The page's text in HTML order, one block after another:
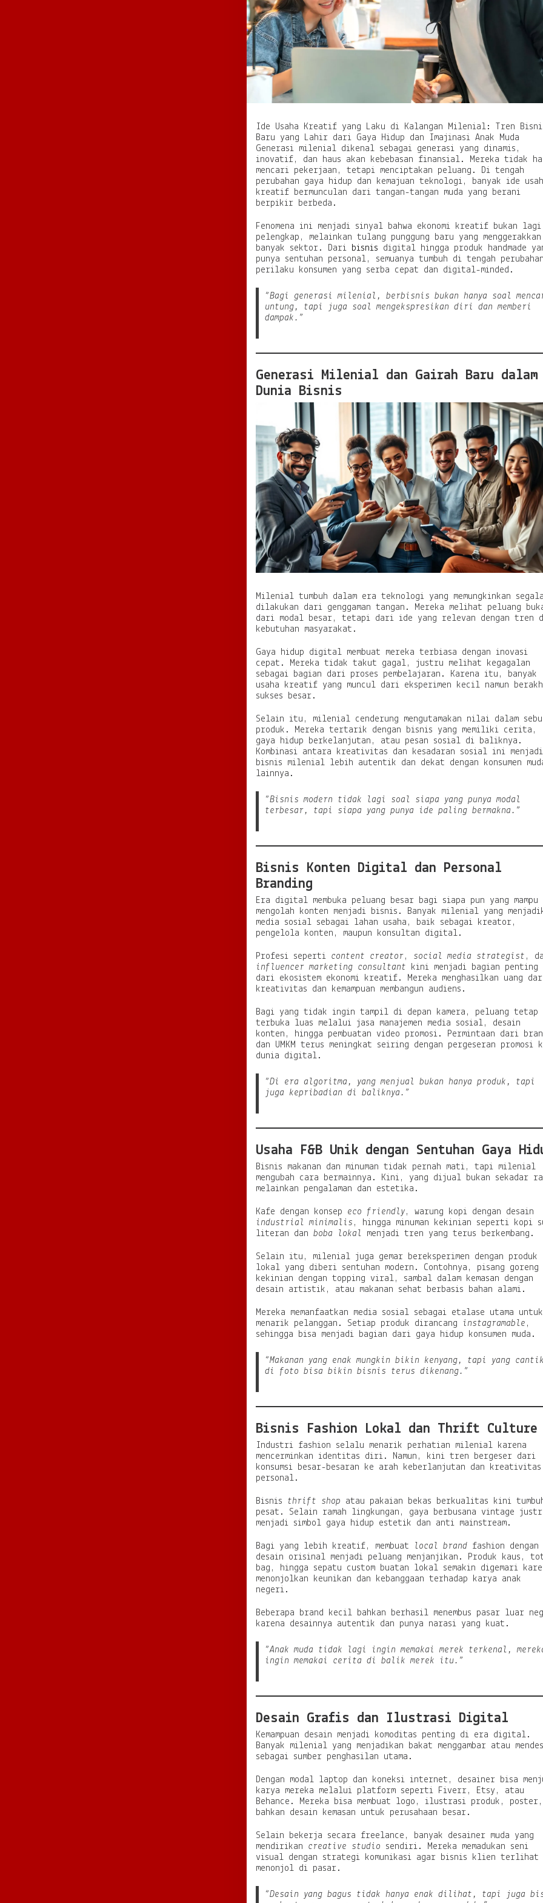
k
u
d
i
n
M
i
l
e
n
i
a
:
T
r
e
n
i
s
r
u
y
r
d
a
r
i
G
a
y
a
d
u
p
d
n
m
a
n
a
s
i
A
k
M
u
Ide Usaha Kreatif yang Laku di Kalangan Milenial: Tren
Baru yang Lahir dari Gaya Hidup dan Imajinasi Anak Muda
Generasi milenial dikenal sebagai generasi yang dinamis,
inovatif, dan haus akan kebebasan finansial. Mereka tidak
mencari pekerjaan, tetapi menciptakan peluang. Di tengah
perubahan gaya hidup dan kemajuan teknologi, banyak ide
kreatif bermunculan dari tangan-tangan muda yang berani
berpikir berbeda.
Fenomena ini menjadi sinyal bahwa ekonomi kreatif bukan lagi
pelengkap, melainkan tulang punggung baru yang menggerakkan
banyak sektor. Dari
bisnis digital hingga produk handmade
punya sentuhan personal, semuanya tumbuh di tengah
perilaku konsumen yang serba cepat dan digital-minded.
“Bagi generasi milenial, berbisnis bukan hanya soal
untung, tapi juga soal mengekspresikan diri dan memberi
dampak.”
Generasi Milenial dan Gairah Baru dalam
Dunia Bisnis
Milenial tumbuh dalam era teknologi yang memungkinkan
dilakukan dari genggaman tangan. Mereka melihat peluang
dari modal besar, tetapi dari ide yang relevan dengan tren
kebutuhan masyarakat.
Gaya hidup digital membuat mereka terbiasa dengan inovasi
cepat. Mereka tidak takut gagal, justru melihat kegagalan
sebagai bagian dari proses pembelajaran. Karena itu, banyak
usaha kreatif yang muncul dari eksperimen kecil namun
sukses besar.
Selain itu, milenial cenderung mengutamakan nilai dalam
produk. Mereka tertarik dengan bisnis yang memiliki cerita,
gaya hidup berkelanjutan, atau pesan sosial di baliknya.
Kombinasi antara kreativitas dan kesadaran sosial ini
bisnis milenial lebih autentik dan dekat dengan konsumen
lainnya.
“Bisnis modern tidak lagi soal siapa yang punya modal
terbesar, tapi siapa yang punya ide paling bermakna.”
Bisnis Konten Digital dan Personal
Branding
Era digital membuka peluang besar bagi siapa pun yang mampu
mengolah konten menjadi bisnis. Banyak milenial yang
media sosial sebagai lahan usaha, baik sebagai kreator,
pengelola konten, maupun konsultan digital.
Profesi seperti content creator, social media strategist ,
influencer marketing consultant kini menjadi bagian penting
dari ekosistem ekonomi kreatif. Mereka menghasilkan uang
kreativitas dan kemampuan membangun audiens.
Bagi yang tidak ingin tampil di depan kamera, peluang tetap
terbuka luas melalui jasa manajemen media sosial, desain
konten, hingga pembuatan video promosi. Permintaan dari
dan UMKM terus meningkat seiring dengan pergeseran promosi
dunia digital.
“Di era algoritma, yang menjual bukan hanya produk, tapi
juga kepribadian di baliknya.”
Usaha F&B Unik dengan Sentuhan Gaya
Bisnis makanan dan minuman tidak pernah mati, tapi milenial
mengubah cara bermainnya. Kini, yang dijual bukan sekadar
melainkan pengalaman dan estetika.
Kafe dengan konsep eco friendly, warung kopi dengan desain
industrial minimalis , hingga minuman kekinian seperti kopi
literan dan boba lokal menjadi tren yang terus berkembang.
Selain itu, milenial juga gemar bereksperimen dengan produk
lokal yang diberi sentuhan modern. Contohnya, pisang goreng
kekinian dengan topping viral, sambal dalam kemasan dengan
desain artistik, atau makanan sehat berbasis bahan alami.
Mereka memanfaatkan media sosial sebagai etalase utama untuk
menarik pelanggan. Setiap produk dirancang
instagramable ,
sehingga bisa menjadi bagian dari gaya hidup konsumen muda.
“Makanan yang enak mungkin bikin kenyang, tapi yang
di foto bisa bikin bisnis terus dikenang.”
Bisnis Fashion Lokal dan Thrift Culture
Industri fashion selalu menarik perhatian milenial karena
mencerminkan identitas diri. Namun, kini tren bergeser dari
konsumsi besar-besaran ke arah keberlanjutan dan kreativitas
personal.
Bisnis thrift shop atau pakaian bekas berkualitas kini
pesat. Selain ramah lingkungan, gaya berbusana vintage
menjadi simbol gaya hidup estetik dan anti mainstream.
Bagi yang lebih kreatif, membuat local brand fashion dengan
desain orisinal menjadi peluang menjanjikan. Produk kaus,
bag, hingga sepatu custom buatan lokal semakin digemari
menonjolkan keunikan dan kebanggaan terhadap karya anak
negeri.
Beberapa brand kecil bahkan berhasil menembus pasar luar
karena desainnya autentik dan punya narasi yang kuat.
“Anak muda tidak lagi ingin memakai merek terkenal,
ingin memakai cerita di balik merek itu.”
Desain Grafis dan Ilustrasi Digital
Kemampuan desain menjadi komoditas penting di era digital.
Banyak milenial yang menjadikan bakat menggambar atau
sebagai sumber penghasilan utama.
Dengan modal laptop dan koneksi internet, desainer bisa
karya mereka melalui platform seperti Fiverr, Etsy, atau
Behance. Mereka bisa membuat logo, ilustrasi produk, poster,
bahkan desain kemasan untuk perusahaan besar.
Selain bekerja secara freelance, banyak desainer muda yang
mendirikan creative studio sendiri. Mereka memadukan seni
visual dengan strategi komunikasi agar bisnis klien terlihat
menonjol di pasar.
“Desain yang bagus tidak hanya enak dilihat, tapi juga